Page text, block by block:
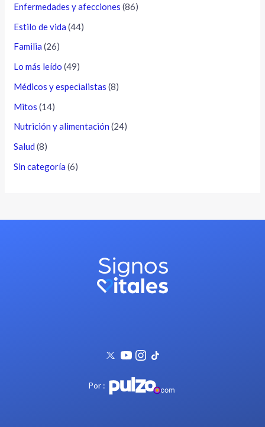
Enfermedades y afecciones (86)
Estilo de vida (44)
Familia (26)
Lo más leído (49)
Médicos y especialistas (8)
Mitos (14)
Nutrición y alimentación (24)
Salud (8)
Sin categoría (6)
Por :